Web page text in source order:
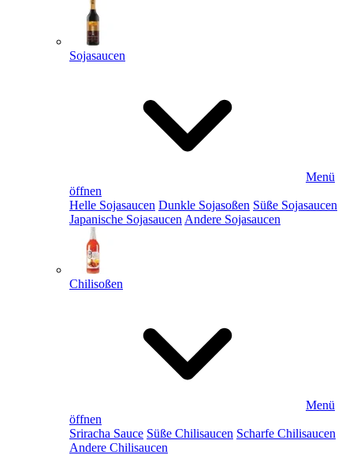
Sojasaucen
Menü
öffnen
Helle Sojasaucen Dunkle Sojasoßen Süße Sojasaucen
Japanische Sojasaucen Andere Sojasaucen
Chilisoßen
Menü
öffnen
Sriracha Sauce Süße Chilisaucen Scharfe Chilisaucen
Andere Chilisaucen